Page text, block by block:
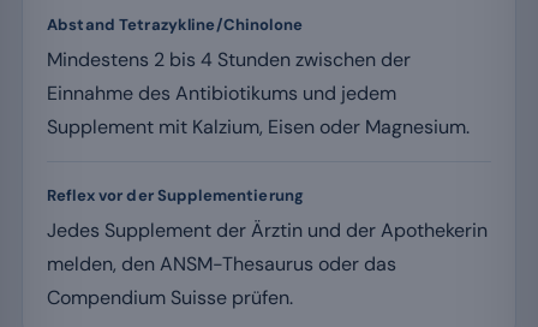
Abstand Tetrazykline/Chinolone
Mindestens 2 bis 4 Stunden zwischen der
Einnahme des Antibiotikums und jedem
Supplement mit Kalzium, Eisen oder Magnesium.
Reflex vor der Supplementierung
Jedes Supplement der Ärztin und der Apothekerin
melden, den ANSM-Thesaurus oder das
Compendium Suisse prüfen.